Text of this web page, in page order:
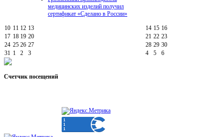
медицинских изделий получил
сертификат «Сделано в России»
10 11 12 13 14 15 16
17 18 19 20 21 22 23
24 25 26 27 28 29 30
31 1 2 3 4 5 6
Счетчик посещений